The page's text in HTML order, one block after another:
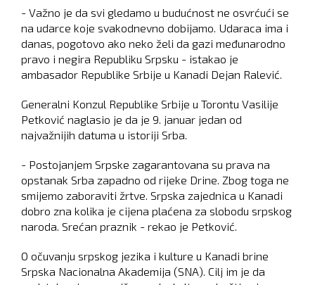
- Važno je da svi gledamo u budućnost ne osvrćući se
na udarce koje svakodnevno dobijamo. Udaraca ima i
danas, pogotovo ako neko želi da gazi međunarodno
pravo i negira Republiku Srpsku - istakao je
ambasador Republike Srbije u Kanadi Dejan Ralević.
Generalni Konzul Republike Srbije u Torontu Vasilije
Petković naglasio je da je 9. januar jedan od
najvažnijih datuma u istoriji Srba.
- Postojanjem Srpske zagarantovana su prava na
opstanak Srba zapadno od rijeke Drine. Zbog toga ne
smijemo zaboraviti žrtve. Srpska zajednica u Kanadi
dobro zna kolika je cijena plaćena za slobodu srpskog
naroda. Srećan praznik - rekao je Petković.
O očuvanju srpskog jezika i kulture u Kanadi brine
Srpska Nacionalna Akademija (SNA). Cilj im je da